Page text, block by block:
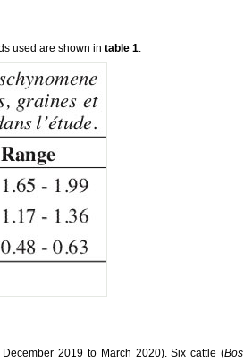
used are shown in table 1
2019 to March 2020). Six cattle (Bos